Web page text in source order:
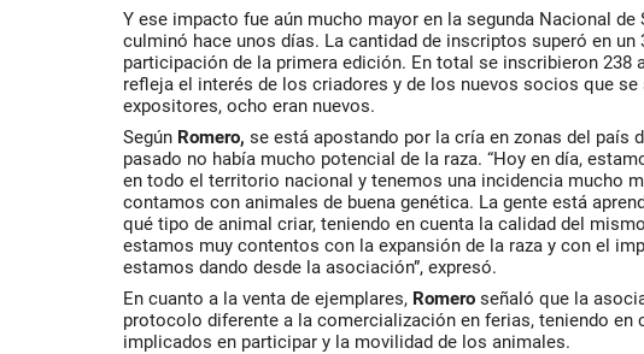
Y ese impacto fue aún mucho mayor en la segunda Nacional de
culminó hace unos días. La cantidad de inscriptos superó en un
participación de la primera edición. En total se inscribieron 238
refleja el interés de los criadores y de los nuevos socios que se
expositores, ocho eran nuevos.
Según Romero, se está apostando por la cría en zonas del país
pasado no había mucho potencial de la raza. “Hoy en día,
en todo el territorio nacional y tenemos una incidencia mucho
contamos con animales de buena genética. La gente está
qué tipo de animal criar, teniendo en cuenta la calidad del
estamos muy contentos con la expansión de la raza y con el
estamos dando desde la asociación”, expresó.
En cuanto a la venta de ejemplares, Romero señaló que la
protocolo diferente a la comercialización en ferias, teniendo en
implicados en participar y la movilidad de los animales.